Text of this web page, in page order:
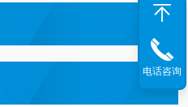
电话咨询